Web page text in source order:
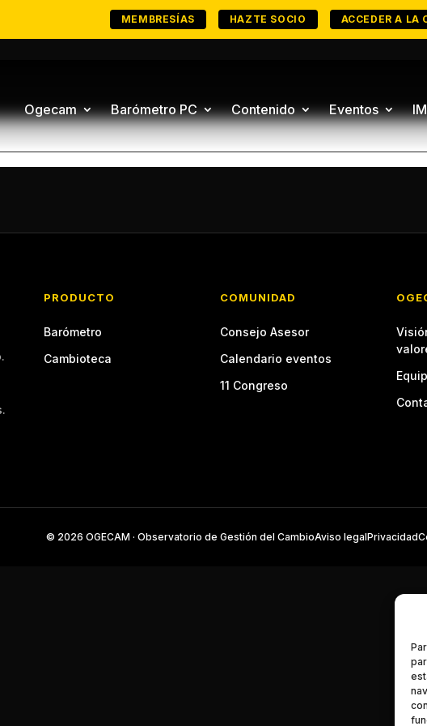
MEMBRESÍAS HAZTE SOCIO ACCEDER A LA
Ogecam Barómetro PC Contenido Eventos
PRODUCTO
Barómetro
Cambioteca
COMUNIDAD
Consejo Asesor
Calendario eventos
11 Congreso
© 2026 OGECAM · Observatorio de Gestión del CambioAviso legalPrivacidad